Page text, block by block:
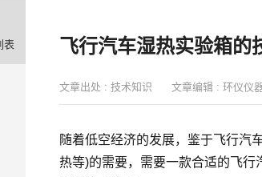
表 飞行汽车湿热实验箱的
文章出处 : 技术知识 文章编辑 : 环仪仪
随着低空经济的发展，鉴于飞行汽
热等)的需要，需要一款合适的飞